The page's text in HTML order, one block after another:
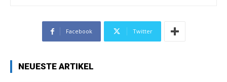
Facebook Twitter
NEUESTE ARTIKEL